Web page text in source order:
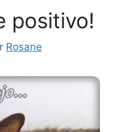
positivo!
Rosane